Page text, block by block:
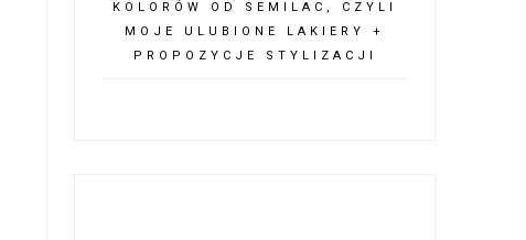
KOLORÓW OD SEMILAC, CZYLI
MOJE ULUBIONE LAKIERY +
PROPOZYCJE STYLIZACJI